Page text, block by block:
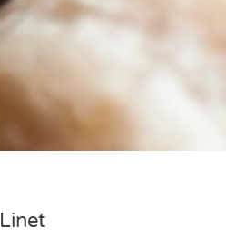
Linet